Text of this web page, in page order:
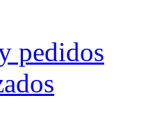
pedidos